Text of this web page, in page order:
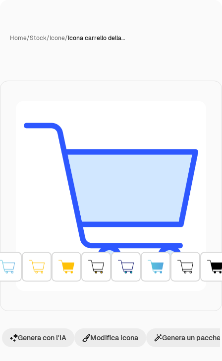
Home/Stock/Icone/Icona carrello della…
Genera con l'IA Modifica icona Genera un